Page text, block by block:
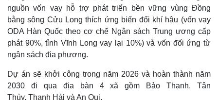
nguồn vốn vay hỗ trợ phát triển bền vững vùng Đồng
bằng sông Cửu Long thích ứng biến đổi khí hậu (vốn vay
ODA Hàn Quốc theo cơ chế Ngân sách Trung ương cấp
phát 90%, tỉnh Vĩnh Long vay lại 10%) và vốn đối ứng từ
ngân sách địa phương.
Dự án sẽ khởi công trong năm 2026 và hoàn thành năm
2030 đi qua địa bàn 4 xã gồm Bảo Thạnh, Tân
Thủy, Thạnh Hải và An Qui.